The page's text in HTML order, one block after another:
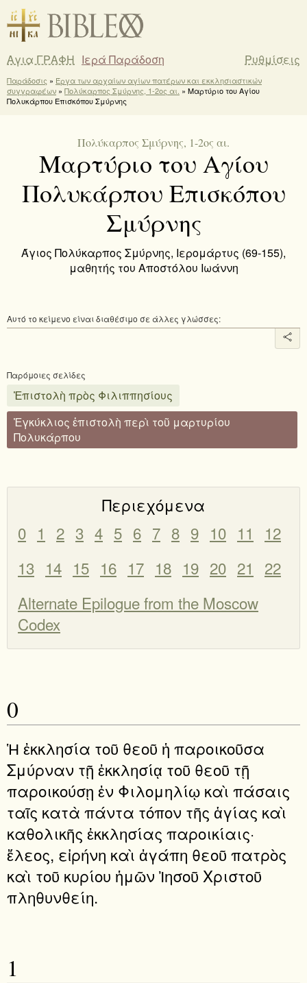
Αγια ΓΡΑΦΗ Ιερά Παράδοση Ρυθμίσεις
Παράδοσις » Έργα των αρχαίων αγίων πατέρων και εκκλησιαστικών
συγγραφέων » Πολύκαρπος Σμύρνης, 1-2ος αι. » Μαρτύριο του Αγίου
Πολυκάρπου Επισκόπου Σμύρνης
Πολύκαρπος Σμύρνης, 1-2ος αι.
Μαρτύριο του Αγίου
Πολυκάρπου Επισκόπου
Σμύρνης
Άγιος Πολύκαρπος Σμύρνης, Ιερομάρτυς (69-155),
μαθητής του Αποστόλου Ιωάννη
Αυτό το κείμενο είναι διαθέσιμο σε άλλες γλώσσες:
Παρόμοιες σελίδες
Ἐπιστολὴ πρὸς Φιλιππησίους
Ἐγκύκλιος ἐπιστολὴ περὶ τοῦ μαρτυρίου
Πολυκάρπου
Περιεχόμενα
0 1 2 3 4 5 6 7 8 9 10 11
12
13 14 15 16 17 18 19 20 21
22
Alternate Epilogue from the Moscow
Codex
0
Ἡ ἐκκλησία τοῦ θεοῦ ἡ παροικοῦσα
Σμύρναν τῇ ἐκκλησίᾳ τοῦ θεοῦ τῇ
παροικούσῃ ἐν Φιλομηλίῳ καὶ πάσαις
ταῖς κατὰ πάντα τόπον τῆς ἁγίας καὶ
καθολικῆς ἐκκλησίας παροικίαις·
ἔλεος, εἰρήνη καὶ ἀγάπη θεοῦ πατρὸς
καὶ τοῦ κυρίου ἡμῶν Ἰησοῦ Χριστοῦ
πληθυνθείη.
1